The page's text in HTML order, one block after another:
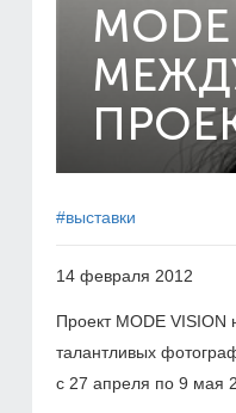
#выставки
14 февраля 2012
Проект MODE VISION
талантливых
с 27 апреля по 9 мая